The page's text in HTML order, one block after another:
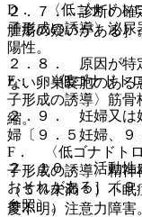
２．７． 診断の確
腫瘍の疑いがある］
２．８． 原因が特
ない卵巣嚢胞のある
２．９． 妊婦又は
婦〔９．５妊婦、９
２．１０． 活動性
おそれがある］〔
参照〕。
D． 〈低ゴナドト
子形成の誘導〉泌尿
陽性。
E． 〈低ゴナドト
子形成の誘導〉筋骨
縮。
F． 〈低ゴナドト
子形成の誘導〉精神
（５％未満＊）不
度不明）注意力障害